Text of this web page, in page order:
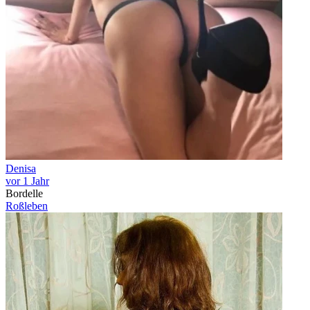
Denisa
vor 1 Jahr
Bordelle
Roßleben